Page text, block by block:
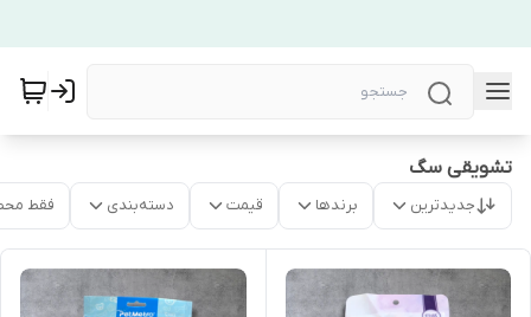
تشویقی سگ
جدیدترین برندها قیمت دسته‌بندی فقط